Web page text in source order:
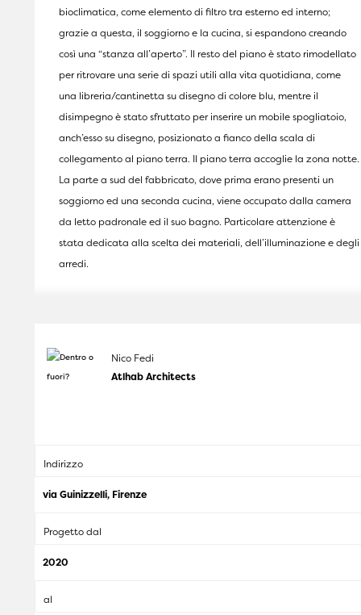
bioclimatica, come elemento di filtro tra esterno ed interno;
grazie a questa, il soggiorno e la cucina, si espandono creando
così una “stanza all’aperto”. Il resto del piano è stato rimodellato
per ritrovare una serie di spazi utili alla vita quotidiana, come
una libreria/cantinetta su disegno di colore blu, mentre il
disimpegno è stato sfruttato per inserire un mobile spogliatoio,
anch’esso su disegno, posizionato a fianco della scala di
collegamento al piano terra. Il piano terra accoglie la zona notte.
La parte a sud del fabbricato, dove prima erano presenti un
soggiorno ed una seconda cucina, viene occupato dalla camera
da letto padronale ed il suo bagno. Particolare attenzione è
stata dedicata alla scelta dei materiali, dell’illuminazione e degli
arredi.
Nico Fedi
Atlhab Architects
Indirizzo
via Guinizzelli, Firenze
Progetto dal
2020
al